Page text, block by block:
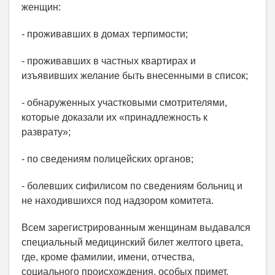
женщин:
- проживавших в домах терпимости;
- проживавших в частных квартирах и
изъявивших желание быть внесенными в список;
- обнаруженных участковыми смотрителями,
которые доказали их «принадлежность к
разврату»;
- по сведениям полицейских органов;
- болевших сифилисом по сведениям больниц и
не находившихся под надзором комитета.
Всем зарегистрированным женщинам выдавался
специальный медицинский билет желтого цвета,
где, кроме фамилии, имени, отчества,
социального происхождения, особых примет,